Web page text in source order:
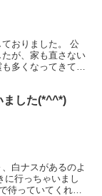
おりました。 公
が、家も直さない
多くなってきてい
ました(*^^*)
白ナスがあるのよ
に行っちゃいまし
待っていてくれ